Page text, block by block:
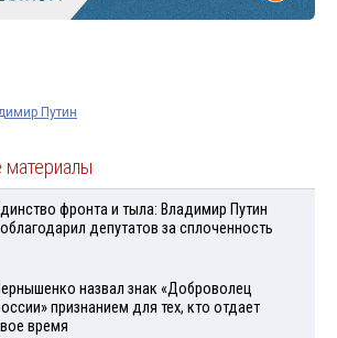
Путин
фронта и тыла: Владимир Путин
депутатов за сплоченность
назвал знак «Доброволец
признанием для тех, кто отдает
время